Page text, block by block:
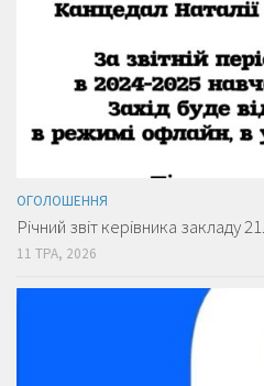
ОГОЛОШЕННЯ
Річний звіт керівника закладу
11 ТРА, 2026